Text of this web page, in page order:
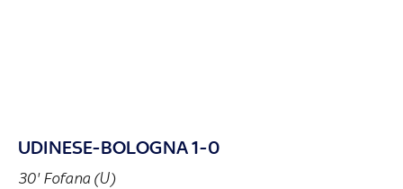
UDINESE-BOLOGNA 1-0
30' Fofana (U)